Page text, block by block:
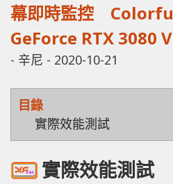
幕即時監控
GeForce RTX 3080
- 辛尼 - 2020-10-21
目錄
實際效能測試
實際效能測試